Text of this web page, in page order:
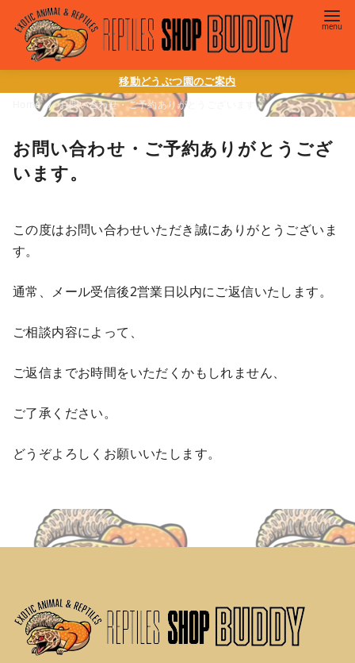
移動どうぶつ園のご案内
Home お問い合わせ・ご予約ありがとうございます。
お問い合わせ・ご予約ありがとうござ
います。
この度はお問い合わせいただき誠にありがとうございま
す。
通常、メール受信後2営業日以内にご返信いたします。
ご相談内容によって、
ご返信までお時間をいただくかもしれません、
ご了承ください。
どうぞよろしくお願いいたします。